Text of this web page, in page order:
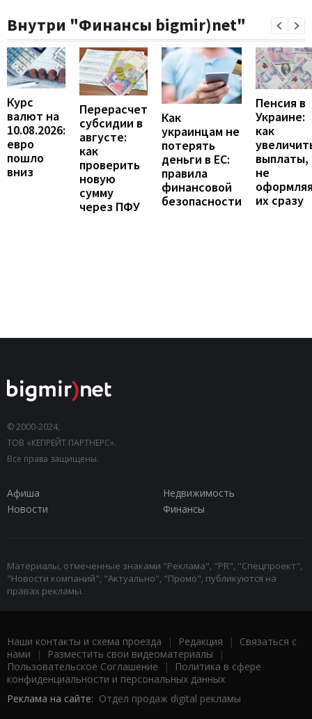
Внутри "Финансы bigmir)net"
Курс
валют на
10.08.2026:
евро
пошло
вниз
Перерасчет
субсидии в
августе:
как
проверить
новую
сумму
через ПФУ
Как
украинцам не
потерять
деньги в ЕС:
правила
финансовой
безопасности
Пенсия в
Украине:
как
выплаты,
не
их сразу
© 2000-2024,
ТОВ «КЕПРЕЙТ ПАРТНЕРС».
Все права защищены.
Афиша
Недвижимость
Новости
Финансы
Материалы, отмеченные знаками "Реклама", "PR", "Спецпроект",
"Новости компаний", "Актуально", "Промо", публикуются на
правах рекламы.
Наши контакты и схема проезда | Редакция | Связаться с
нами | Разместить свои видеоматериалы |
Пользовательское Соглашение |
Политика в сфере
конфиденциальности и персональных данных
Реклама на сайте: Отдел продаж digital рекламы